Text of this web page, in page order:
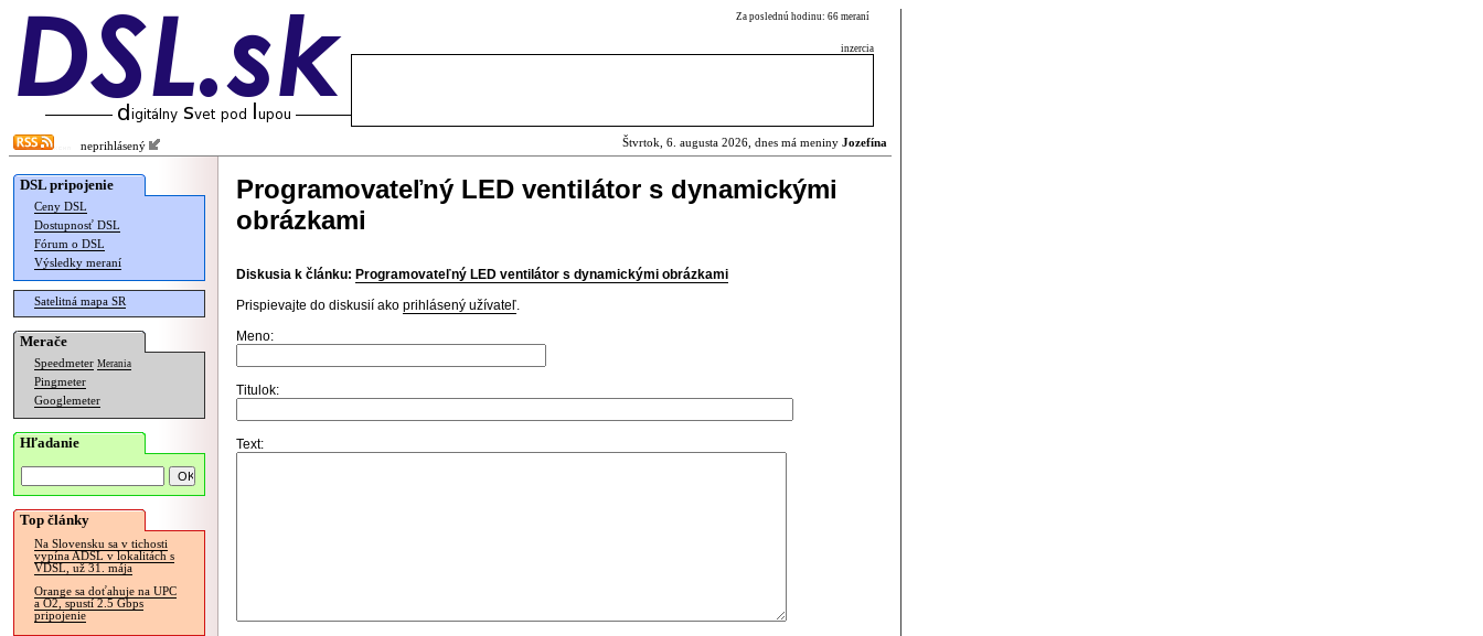
Za poslednú hodinu: 66 meraní
inzercia
neprihlásený Štvrtok, 6. augusta 2026, dnes má meniny Jozefína
DSL pripojenie
Ceny DSL
Dostupnosť DSL
Fórum o DSL
Výsledky meraní
Satelitná mapa SR
Merače
Speedmeter Merania
Pingmeter
Googlemeter
Hľadanie
Top články
Na Slovensku sa v tichosti
vypína ADSL v lokalitách s
VDSL, už 31. mája
Orange sa doťahuje na UPC
a O2, spustí 2.5 Gbps
pripojenie
Programovateľný LED ventilátor s dynamickými
obrázkami
Diskusia k článku: Programovateľný LED ventilátor s dynamickými obrázkami
Prispievajte do diskusií ako prihlásený užívateľ.
Meno:
Titulok:
Text: